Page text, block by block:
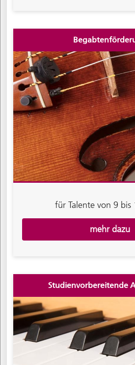
für Talente von 9 bis
mehr dazu
Studienvorbereitende